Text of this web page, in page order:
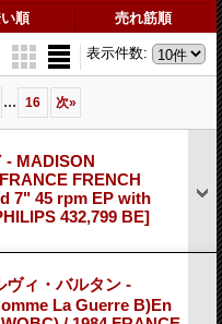
順 売れ筋順
表示件数:
... 16 次»
- MADISON
FRENCH
7" 45 rpm EP with
432,799 BE]
ヴィ・バルタン -
La Guerre B)En